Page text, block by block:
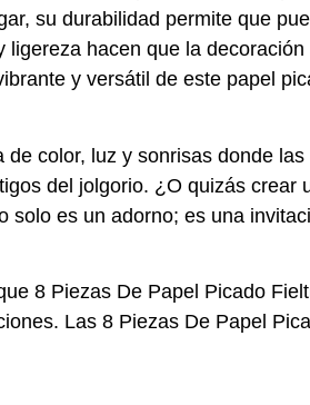
su durabilidad permite que
hacen que la
y versátil de este papel
color, luz y sonrisas donde
del jolgorio. ¿O quizás
solo es un adorno; es una
8 Piezas De Papel Picado
Las 8 Piezas De Papel